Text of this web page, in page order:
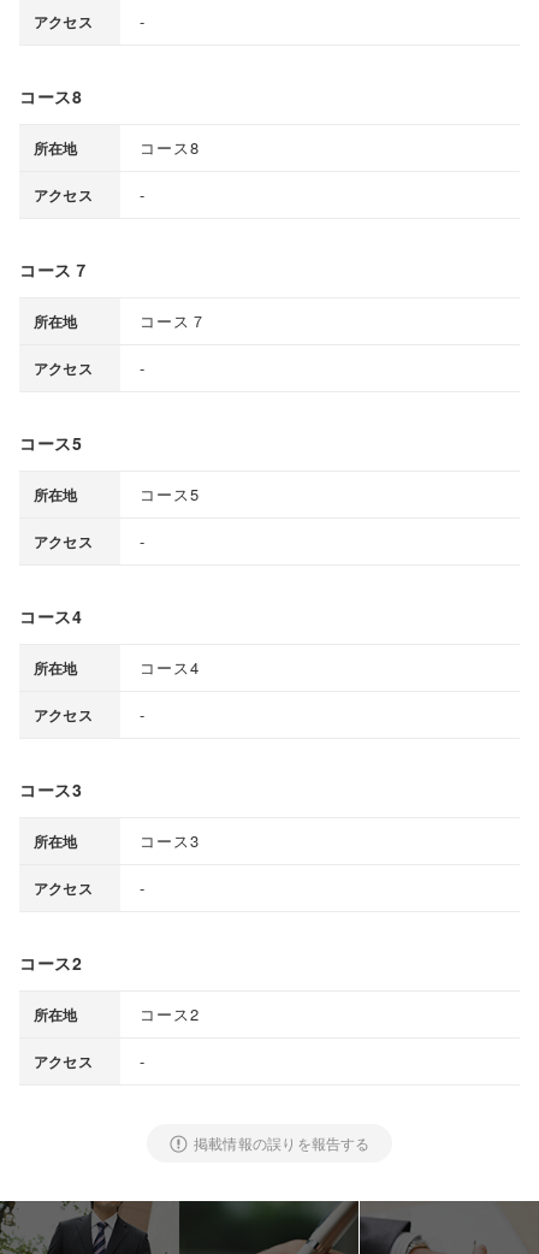
アクセス -
コース8
所在地 コース8
アクセス -
コース７
所在地 コース７
アクセス -
コース5
所在地 コース5
アクセス -
コース4
所在地 コース4
アクセス -
コース3
所在地 コース3
アクセス -
コース2
所在地 コース2
アクセス -
掲載情報の誤りを報告する